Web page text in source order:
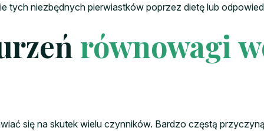
tych niezbędnych pierwiastków poprzez dietę lub
równowagi
się na skutek wielu czynników. Bardzo częstą